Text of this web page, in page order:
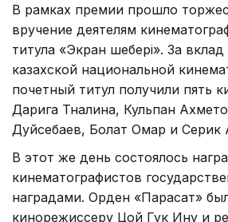
В рамках премии прошло
вручение деятелям
титула «Экран шебері». За
казахской национальной
почетный титул получили пять
Дарига Тналина, Кульпан
Дуйсебаев, Болат Омар и Серик
В этот же день состоялось
кинематографистов
наградами. Орден «Парасат»
кинорежиссеру Цой Гук Ину и